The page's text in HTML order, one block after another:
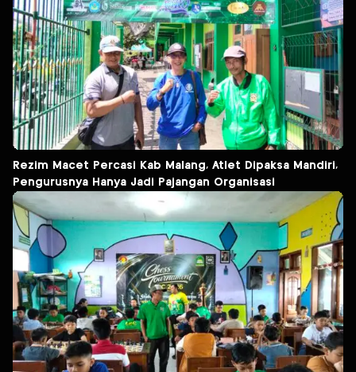
Rezim Macet Percasi Kab Malang, Atlet Dipaksa Mandiri,
Pengurusnya Hanya Jadi Pajangan Organisasi